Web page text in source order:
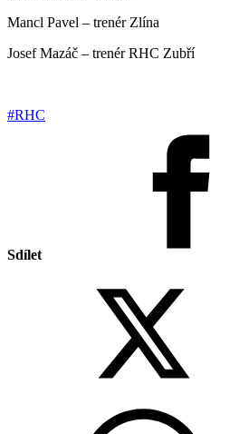
Mancl Pavel – trenér Zlína
Josef Mazáč – trenér RHC Zubří
#RHC
Sdílet